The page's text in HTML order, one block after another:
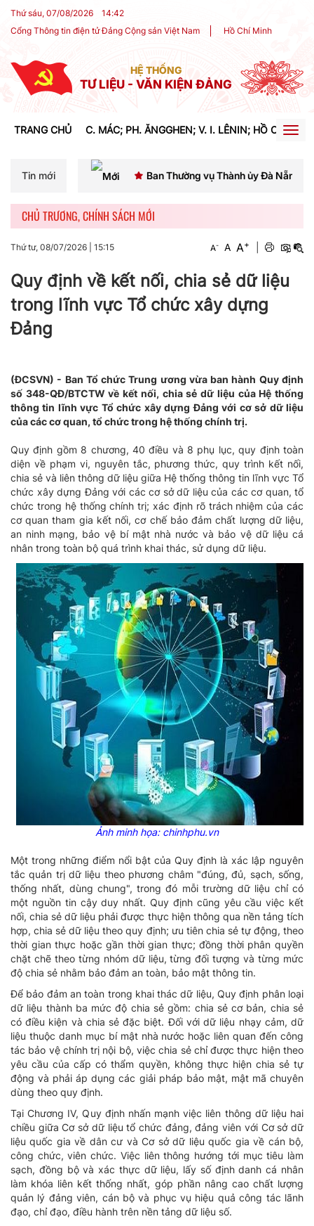
Thứ sáu, 07/08/2026 14:42
Cổng Thông tin điện tử Đảng Cộng sản Việt Nam
Hồ Chí Minh
HỆ THỐNG
TƯ LIỆU - VĂN KIỆN ĐẢNG
TRANG CHỦ C. MÁC; PH. ĂNGGHEN; V. I. LÊNIN; HỒ CHÍ
Tin mới Ban Thường vụ Thành ủy Đà Nẵng khóa I
CHỦ TRƯƠNG, CHÍNH SÁCH MỚI
Thứ tư, 08/07/2026 15:15 A- A A+
Quy định về kết nối, chia sẻ dữ liệu
trong lĩnh vực Tổ chức xây dựng
Đảng
(ĐCSVN) - Ban Tổ chức Trung ương vừa ban hành Quy định
số 348-QĐ/BTCTW về kết nối, chia sẻ dữ liệu của Hệ thống
thông tin lĩnh vực Tổ chức xây dựng Đảng với cơ sở dữ liệu
của các cơ quan, tổ chức trong hệ thống chính trị.
Quy định gồm 8 chương, 40 điều và 8 phụ lục, quy định toàn
diện về phạm vi, nguyên tắc, phương thức, quy trình kết nối,
chia sẻ và liên thông dữ liệu giữa Hệ thống thông tin lĩnh vực Tổ
chức xây dựng Đảng với các cơ sở dữ liệu của các cơ quan, tổ
chức trong hệ thống chính trị; xác định rõ trách nhiệm của các
cơ quan tham gia kết nối, cơ chế bảo đảm chất lượng dữ liệu,
an ninh mạng, bảo vệ bí mật nhà nước và bảo vệ dữ liệu cá
nhân trong toàn bộ quá trình khai thác, sử dụng dữ liệu.
Ảnh minh họa: chinhphu.vn
Một trong những điểm nổi bật của Quy định là xác lập nguyên
tắc quản trị dữ liệu theo phương châm "đúng, đủ, sạch, sống,
thống nhất, dùng chung", trong đó mỗi trường dữ liệu chỉ có
một nguồn tin cậy duy nhất. Quy định cũng yêu cầu việc kết
nối, chia sẻ dữ liệu phải được thực hiện thông qua nền tảng tích
hợp, chia sẻ dữ liệu theo quy định; ưu tiên chia sẻ tự động, theo
thời gian thực hoặc gần thời gian thực; đồng thời phân quyền
chặt chẽ theo từng nhóm dữ liệu, từng đối tượng và từng mức
độ chia sẻ nhằm bảo đảm an toàn, bảo mật thông tin.
Để bảo đảm an toàn trong khai thác dữ liệu, Quy định phân loại
dữ liệu thành ba mức độ chia sẻ gồm: chia sẻ cơ bản, chia sẻ
có điều kiện và chia sẻ đặc biệt. Đối với dữ liệu nhạy cảm, dữ
liệu thuộc danh mục bí mật nhà nước hoặc liên quan đến công
tác bảo vệ chính trị nội bộ, việc chia sẻ chỉ được thực hiện theo
yêu cầu của cấp có thẩm quyền, không thực hiện chia sẻ tự
động và phải áp dụng các giải pháp bảo mật, mật mã chuyên
dùng theo quy định.
Tại Chương IV, Quy định nhấn mạnh việc liên thông dữ liệu hai
chiều giữa Cơ sở dữ liệu tổ chức đảng, đảng viên với Cơ sở dữ
liệu quốc gia về dân cư và Cơ sở dữ liệu quốc gia về cán bộ,
công chức, viên chức. Việc liên thông hướng tới mục tiêu làm
sạch, đồng bộ và xác thực dữ liệu, lấy số định danh cá nhân
làm khóa liên kết thống nhất, góp phần nâng cao chất lượng
quản lý đảng viên, cán bộ và phục vụ hiệu quả công tác lãnh
đạo, chỉ đạo, điều hành trên nền tảng dữ liệu số.